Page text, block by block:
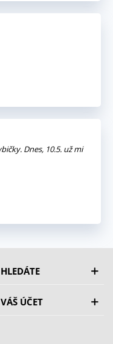
Dnes, 10.5. už mi
HLEDÁTE
VÁŠ ÚČET